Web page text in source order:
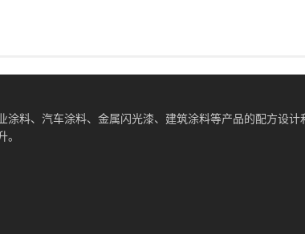
料、汽车涂料、金属闪光漆、建筑涂料等产品的配方设